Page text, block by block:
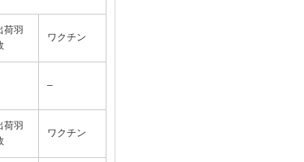
荷羽
ワクチン
–
荷羽
ワクチン